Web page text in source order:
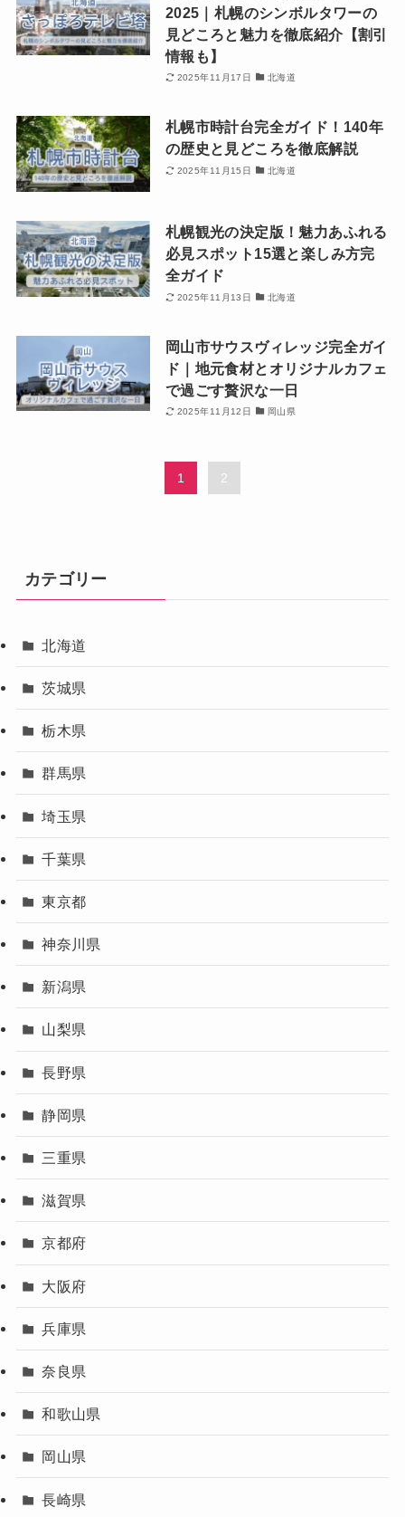
2025｜札幌のシンボルタワーの
見どころと魅力を徹底紹介【割引
情報も】
2025年11月17日 北海道
札幌市時計台完全ガイド！140年
の歴史と見どころを徹底解説
2025年11月15日 北海道
札幌観光の決定版！魅力あふれる
必見スポット15選と楽しみ方完
全ガイド
2025年11月13日 北海道
岡山市サウスヴィレッジ完全ガイ
ド｜地元食材とオリジナルカフェ
で過ごす贅沢な一日
2025年11月12日 岡山県
1 2
カテゴリー
北海道
茨城県
栃木県
群馬県
埼玉県
千葉県
東京都
神奈川県
新潟県
山梨県
長野県
静岡県
三重県
滋賀県
京都府
大阪府
兵庫県
奈良県
和歌山県
岡山県
長崎県